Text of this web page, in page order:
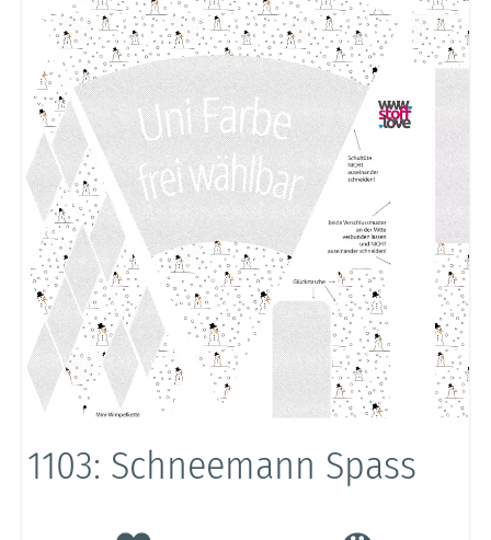
1103: Schneemann Spass